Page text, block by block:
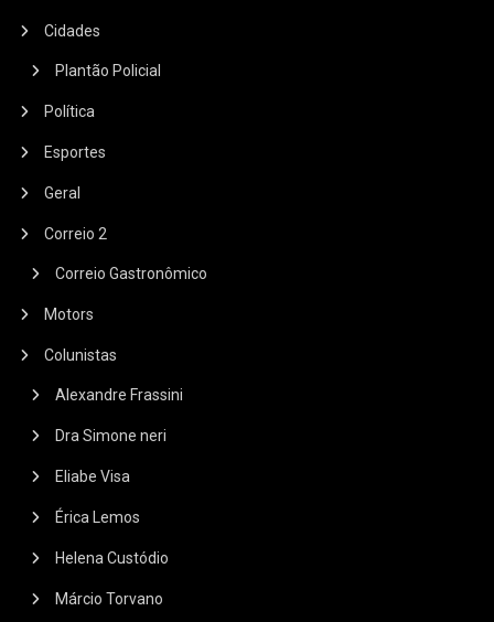
Cidades
Plantão Policial
Política
Esportes
Geral
Correio 2
Correio Gastronômico
Motors
Colunistas
Alexandre Frassini
Dra Simone neri
Eliabe Visa
Érica Lemos
Helena Custódio
Márcio Torvano